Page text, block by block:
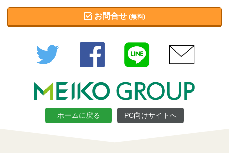
お問合せ (無料)
Twitter Facebook
ホームに戻る PC向けサイトへ